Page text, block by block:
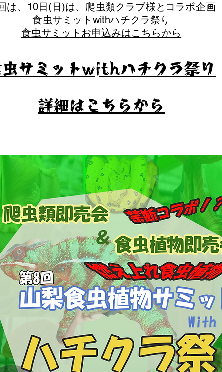
は、10日(日)は、爬虫類クラブ様とコラボ企画
​食虫サミットwithハチクラ祭り
食虫サミットお申込みはこちらから
サミットwithハチクラ祭り
​詳細はこちらから